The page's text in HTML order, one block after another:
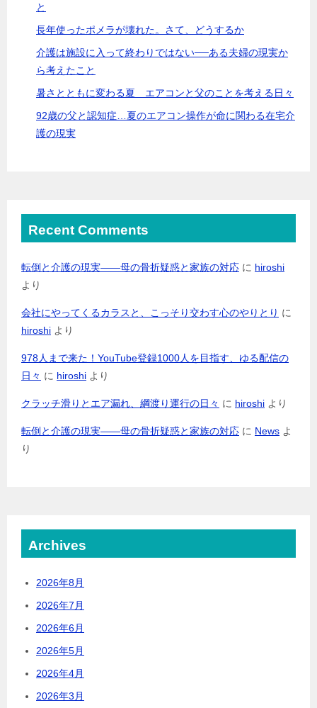
と
長年使ったポメラが壊れた。さて、どうするか
介護は施設に入って終わりではない──ある夫婦の現実か
ら考えたこと
暑さとともに変わる夏 エアコンと父のことを考える日々
92歳の父と認知症…夏のエアコン操作が命に関わる在宅介
護の現実
Recent Comments
転倒と介護の現実――母の骨折疑惑と家族の対応 に hiroshi
より
会社にやってくるカラスと、こっそり交わす心のやりとり に
hiroshi より
978人まで来た！YouTube登録1000人を目指す、ゆる配信の
日々 に hiroshi より
クラッチ滑りとエア漏れ、綱渡り運行の日々 に hiroshi より
転倒と介護の現実――母の骨折疑惑と家族の対応 に News よ
り
Archives
2026年8月
2026年7月
2026年6月
2026年5月
2026年4月
2026年3月